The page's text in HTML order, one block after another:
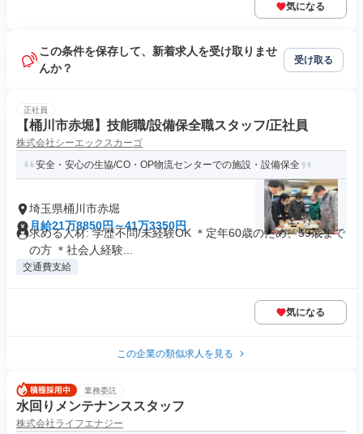
気になる
この条件を保存して、新着求人を受け取りませ
んか？
受け取る
正社員
【桶川市赤堀】技能職/設備保全職スタッフ/正社員
株式会社シーエックスカーゴ
安全・安心の生協/CO・OP物流センターでの施設・設備保全
埼玉県桶川市赤堀
月給21万8850円～41万3350円
求める人材: 学歴不問/未経験OK ＊定年60歳のため、59歳まで
の方 ＊社会人経験...
交通費支給
気になる
この企業の類似求人を見る
業務委託
水回りメンテナンススタッフ
株式会社ライフエナジー